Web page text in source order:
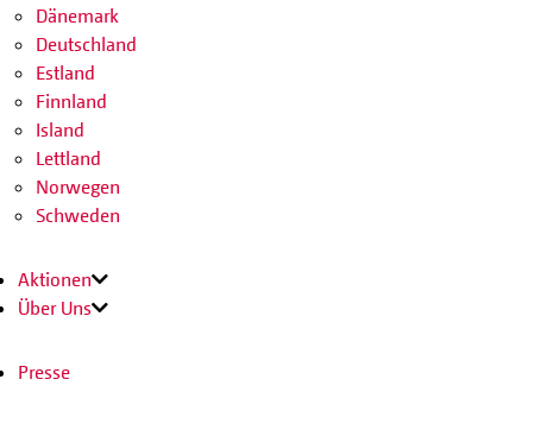
Dänemark
Deutschland
Estland
Finnland
Island
Lettland
Norwegen
Schweden
Aktionen
Über Uns
Presse